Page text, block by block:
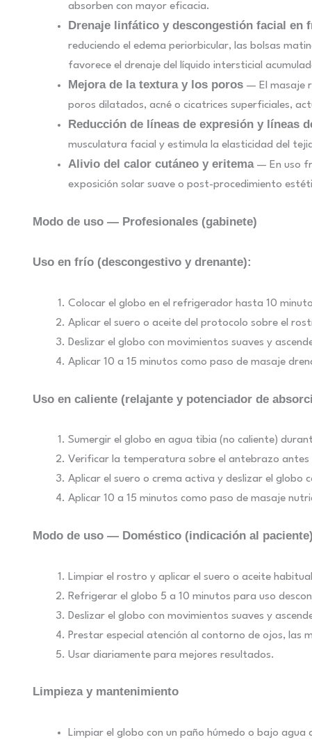
absorben con mayor eficacia.
Drenaje linfático y descongestión facial en
reduciendo el edema periorbicular, las bolsas
favorece el drenaje del líquido intersticial
Mejora de la textura y los poros — El masaje
poros dilatados, acné o cicatrices superficiales,
Reducción de líneas de expresión y líneas
musculatura facial y estimula la elasticidad del
Alivio del calor cutáneo y eritema— En uso
exposición solar suave o post-procedimiento
Modo de uso — Profesionales (gabinete)
Uso en frío (descongestivo y drenante):
Colocar el globo en el refrigerador hasta 10
Aplicar el suero o aceite del protocolo sobre el
Deslizar el globo con movimientos suaves y
Aplicar 10 a 15 minutos como paso de masaje
Uso en caliente (relajante y potenciador de
Sumergir el globo en agua tibia (no caliente)
Verificar la temperatura sobre el antebrazo antes
Aplicar el suero o crema activa y deslizar el globo
Aplicar 10 a 15 minutos como paso de masaje
Modo de uso — Doméstico (indicación al paciente)
Limpiar el rostro y aplicar el suero o aceite
Refrigerar el globo 5 a 10 minutos para uso
Deslizar el globo con movimientos suaves y
Prestar especial atención al contorno de ojos, las
Usar diariamente para mejores resultados.
Limpieza y mantenimiento
Limpiar el globo con un paño húmedo o bajo agua